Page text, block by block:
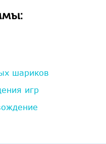
шариков
игр